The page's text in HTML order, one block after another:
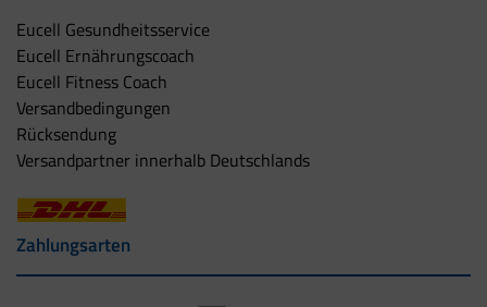
Eucell Gesundheitsservice
Eucell Ernährungscoach
Eucell Fitness Coach
Versandbedingungen
Rücksendung
Versandpartner innerhalb Deutschlands
Zahlungsarten